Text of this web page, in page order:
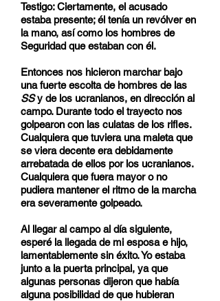
Testigo: Ciertamente, el acusado
estaba presente; él tenía un revólver en
la mano, así como los hombres de
Seguridad que estaban con él.
Entonces nos hicieron marchar bajo
una fuerte escolta de hombres de las
SSy de los ucranianos, en dirección al
campo. Durante todo el trayecto nos
golpearon con las culatas de los rifles.
Cualquiera que tuviera una maleta que
se viera decente era debidamente
arrebatada de ellos por los ucranianos.
Cualquiera que fuera mayor o no
pudiera mantener el ritmo de la marcha
era severamente golpeado.
Al llegar al campo al día siguiente,
esperé la llegada de mi esposa e hijo,
lamentablemente sin éxito. Yo estaba
junto a la puerta principal, ya que
algunas personas dijeron que había
alguna posibilidad de que hubieran